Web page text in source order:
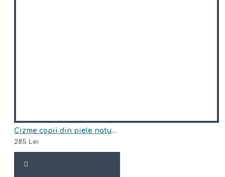
Cizme copii din piele naturala model JUNI
285 Lei